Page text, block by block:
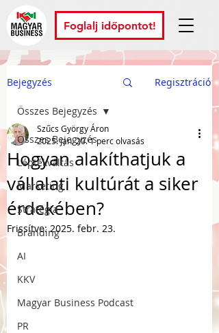
Foglalj időpontot!
Bejegyzés Regisztráció
Összes Bejegyzés
Léptékváltás
Marketing
Stratégia
Branding
AI
KKV
Magyar Business Podcast
PR
Összes Bejegyzés
Hogyan alakíthatjuk a
vállalati kultúrát a siker
érdekében?
Szűcs György Áron
2025. jan. 20.1 perc olvasás
Frissítve:2025. febr. 23.